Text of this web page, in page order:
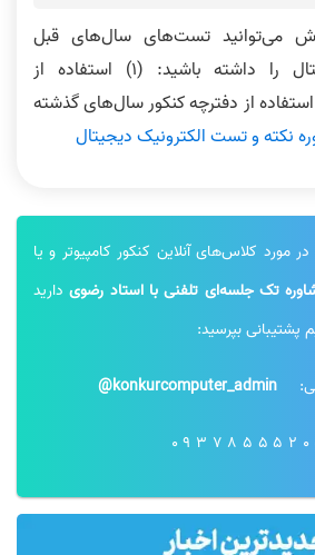
می‌توانید تست‌های سال‌‌های قبل
داشته باشید: (۱) استفاده از
استفاده از دفترچه کنکور سال‌‌های گذشته
نکته و تست الکترونیک دیجیتال
مورد کلاس‌های آنلاین کنکور کامپیوتر و یا
تک جلسه‌ای تلفنی با استاد رضویدارید
پشتیبانی بپرسید:
konkurcomputer_admin@